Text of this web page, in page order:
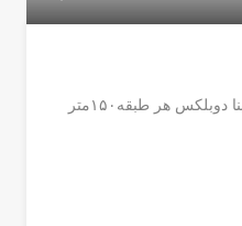
مساحت زمین ۵۰۰متر ۳۰۰متر بنا دوبلکس هر طبقه۱۵۰متر